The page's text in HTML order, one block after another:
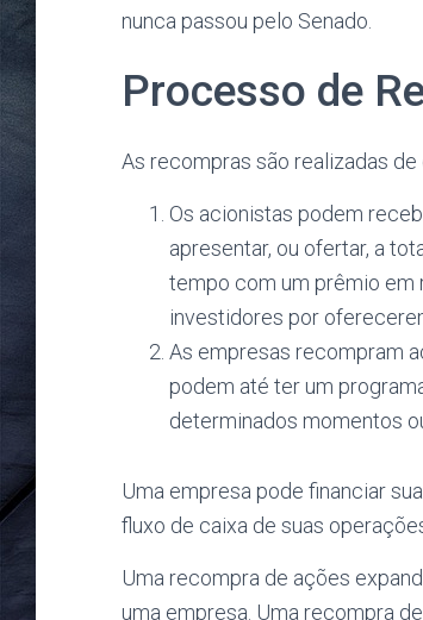
nunca passou pelo Senado.
Processo de
As recompras são realizadas de
Os acionistas podem
apresentar, ou ofertar, a
tempo com um prêmio em
investidores por
As empresas recompram
podem até ter um
determinados momentos
Uma empresa pode financiar
fluxo de caixa de suas
Uma recompra de ações
uma empresa. Uma recompra